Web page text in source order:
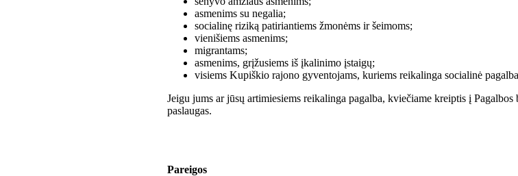
asmenims su negalia;
socialinę riziką patiriantiems žmonėms ir šeimoms;
vienišiems asmenims;
migrantams;
asmenims, grįžusiems iš įkalinimo įstaigų;
visiems Kupiškio rajono gyventojams, kuriems reikalinga socialinė
Jeigu jums ar jūsų artimiesiems reikalinga pagalba, kviečiame kreiptis į
paslaugas.
Pareigos